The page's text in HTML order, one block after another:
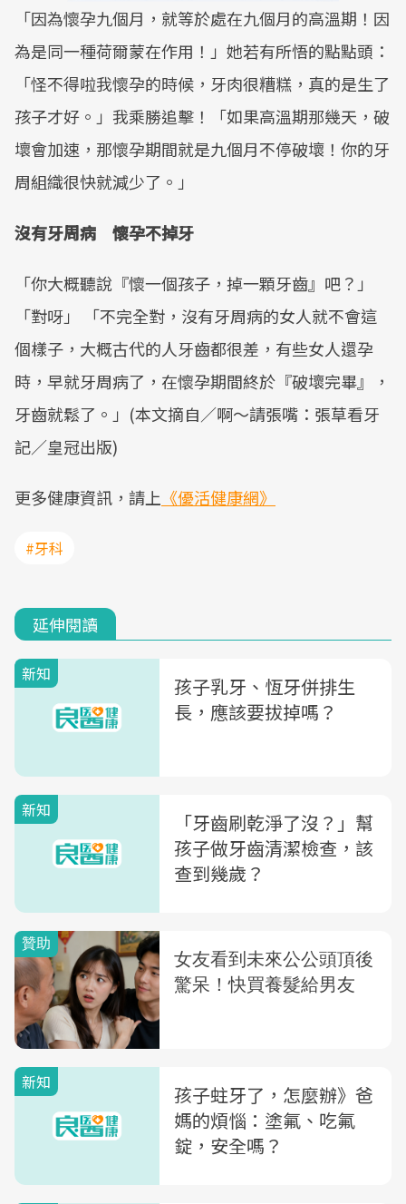
「因為懷孕九個月，就等於處在九個月的高溫期！因
為是同一種荷爾蒙在作用！」她若有所悟的點點頭：
「怪不得啦我懷孕的時候，牙肉很糟糕，真的是生了
孩子才好。」我乘勝追擊！「如果高溫期那幾天，破
壞會加速，那懷孕期間就是九個月不停破壞！你的牙
周組織很快就減少了。」
沒有牙周病 懷孕不掉牙
「你大概聽說『懷一個孩子，掉一顆牙齒』吧？」
「對呀」 「不完全對，沒有牙周病的女人就不會這
個樣子，大概古代的人牙齒都很差，有些女人還孕
時，早就牙周病了，在懷孕期間終於『破壞完畢』，
牙齒就鬆了。」(本文摘自／啊～請張嘴：張草看牙
記／皇冠出版)
更多健康資訊，請上 《優活健康網》
#牙科
延伸閱讀
新知
孩子乳牙、恆牙併排生
長，應該要拔掉嗎？
新知
「牙齒刷乾淨了沒？」幫
孩子做牙齒清潔檢查，該
查到幾歲？
新知
孩子蛀牙了，怎麼辦》爸
媽的煩惱：塗氟、吃氟
錠，安全嗎？